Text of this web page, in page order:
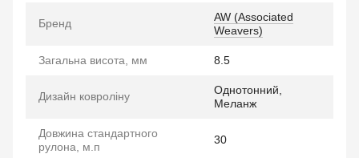
Бренд
AW (Associated
Weavers)
Загальна висота, мм 8.5
Дизайн ковроліну
Однотонний,
Меланж
Довжина стандартного
рулона, м.п
30